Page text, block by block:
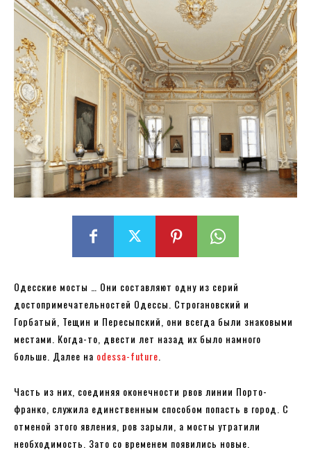
Одесские мосты … Они составляют одну из серий
достопримечательностей Одессы. Строгановский и
Горбатый, Тещин и Пересыпский, они всегда были знаковыми
местами. Когда-то, двести лет назад их было намного
больше. Далее на odessa-future
Часть из них, соединяя оконечности рвов линии Порто-
франко, служила единственным способом попасть в город. С
отменой этого явления, ров зарыли, а мосты утратили
необходимость. Зато со временем появились новые.